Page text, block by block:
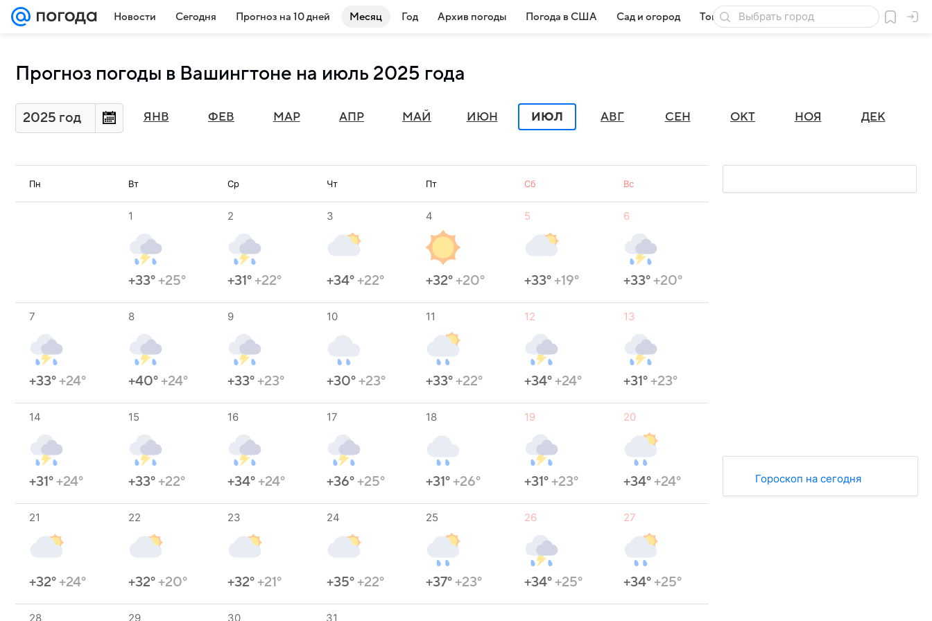
Новости Сегодня Прогноз на 10 дней Месяц Год Архив погоды Погода в США Сад и огород Товары для дачи
Прогноз погоды в Вашингтоне на июль 2025 года
2025 год ЯНВ ФЕВ МАР АПР МАЙ ИЮН ИЮЛ АВГ СЕН ОКТ НОЯ ДЕК
Пн Вт Ср Чт Пт Сб Вс
1
+33°+25°
2
+31°+22°
3
+34°+22°
4
+32°+20°
5
+33°+19°
6
+33°+20°
7
+33°+24°
8
+40°+24°
9
+33°+23°
10
+30°+23°
11
+33°+22°
12
+34°+24°
13
+31°+23°
14
+31°+24°
15
+33°+22°
16
+34°+24°
17
+36°+25°
18
+31°+26°
19
+31°+23°
20
+34°+24°
21
+32°+24°
22
+32°+20°
23
+32°+21°
24
+35°+22°
25
+37°+23°
26
+34°+25°
27
+34°+25°
28 29 30 31
Гороскоп на сегодня